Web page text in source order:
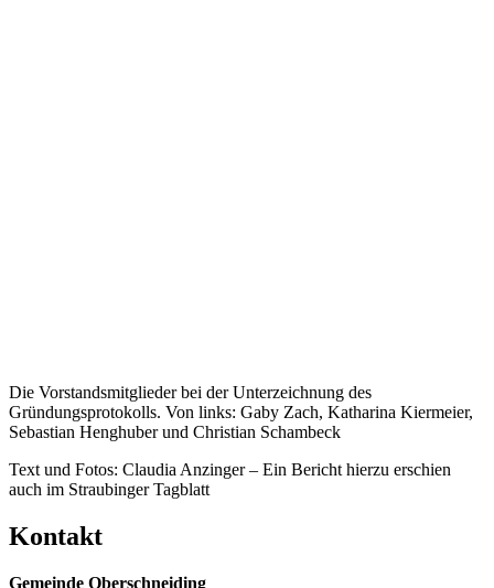
Die Vorstandsmitglieder bei der Unterzeichnung des
Gründungsprotokolls. Von links: Gaby Zach, Katharina Kiermeier,
Sebastian Henghuber und Christian Schambeck
Text und Fotos: Claudia Anzinger – Ein Bericht hierzu erschien
auch im Straubinger Tagblatt
Kontakt
Gemeinde Oberschneiding